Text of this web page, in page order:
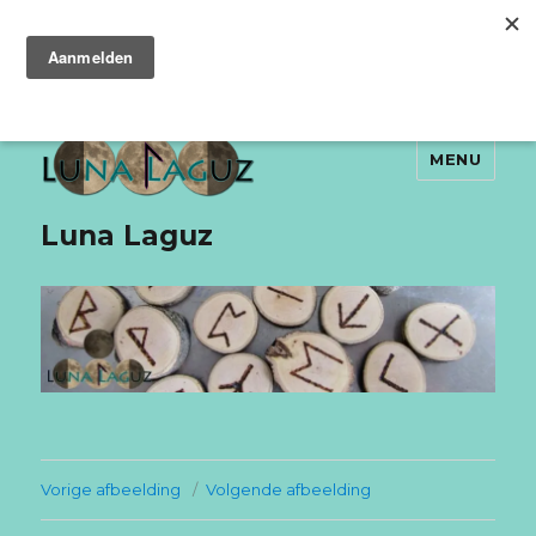
Luna Laguz
MENU
Vorige afbeelding Volgende afbeelding